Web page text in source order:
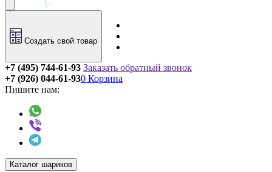
Создать свой товар
+7 (495) 744-61-93 Заказать обратный звонок
+7 (926) 044-61-93
Пишите нам:
0 Корзина
Каталог шариков